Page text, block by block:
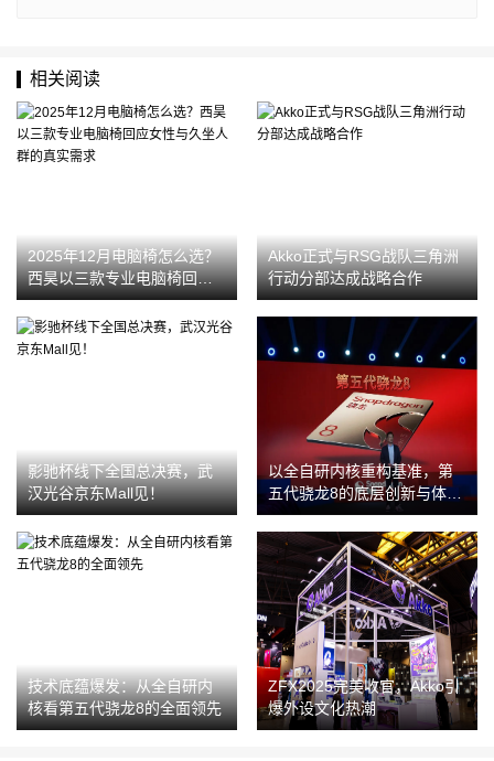
相关阅读
2025年12月电脑椅怎么选？
西昊以三款专业电脑椅回应
女性与久坐人群的真实需求
Akko正式与RSG战队三角洲
行动分部达成战略合作
影驰杯线下全国总决赛，武
汉光谷京东Mall见！
以全自研内核重构基准，第
五代骁龙8的底层创新与体验
升华
技术底蕴爆发：从全自研内
核看第五代骁龙8的全面领先
ZFX2025完美收官，Akko引
爆外设文化热潮